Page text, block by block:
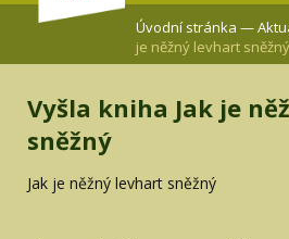
Úvodní stránka —
je něžný levhart sněžný
Vyšla kniha Jak je
sněžný
Jak je něžný levhart sněžný